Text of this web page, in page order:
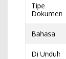
Tipe
Dokumen
Bahasa
Di Unduh